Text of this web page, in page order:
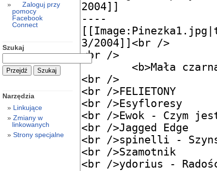
Zaloguj przy
pomocy
Facebook
Connect
Szukaj
Narzędzia
Linkujące
Zmiany w
linkowanych
Strony specjalne